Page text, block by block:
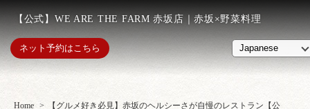
【公式】WE ARE THE FARM 赤坂店｜赤坂×野菜料理
ネット予約はこちら
Home
【グルメ好き必見】赤坂のヘルシーさが自慢のレストラン【公